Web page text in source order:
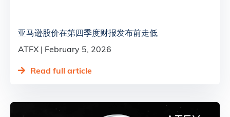
亚马逊股价在第四季度财报发布前走低
ATFX
February 5, 2026
Read full article